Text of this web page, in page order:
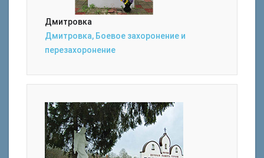
Дмитровка
Дмитровка, Боевое захоронение и
перезахоронение